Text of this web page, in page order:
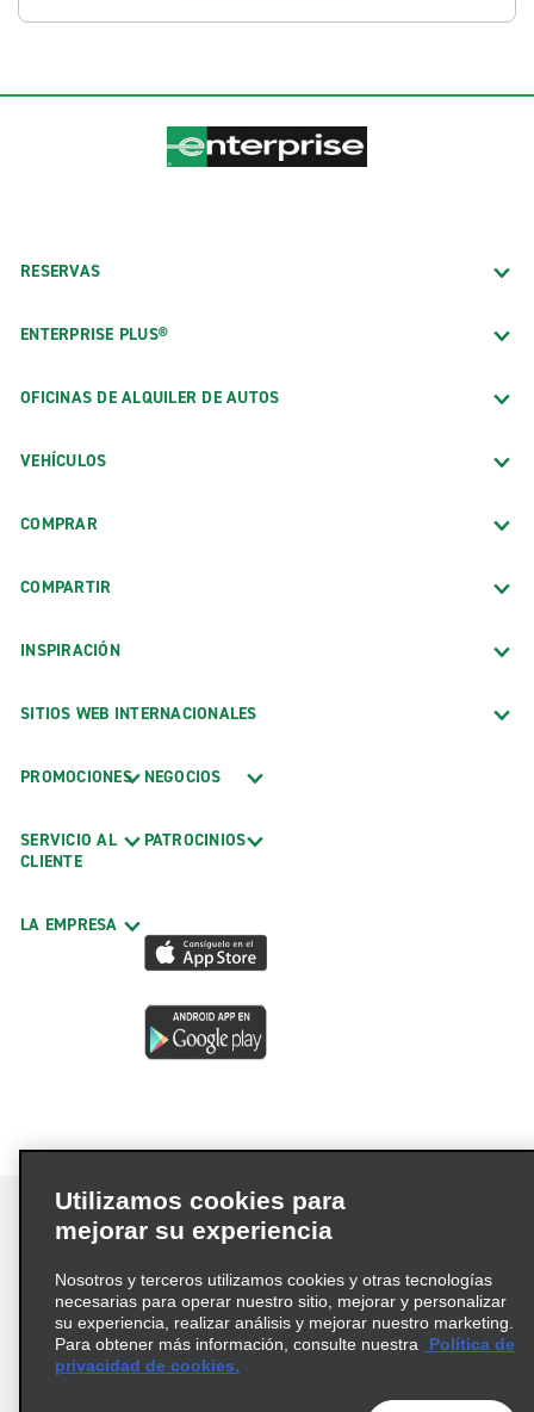
RESERVAS
ENTERPRISE PLUS®
OFICINAS DE ALQUILER DE AUTOS
VEHÍCULOS
COMPRAR
COMPARTIR
INSPIRACIÓN
SITIOS WEB INTERNACIONALES
PROMOCIONES
SERVICIO AL
CLIENTE
LA EMPRESA
NEGOCIOS
PATROCINIOS
Términos de uso
Política de privacidad
Política de cookies
Información de Salud del Consumidor
Utilizamos cookies para
mejorar su experiencia
Nosotros y terceros utilizamos cookies y otras tecnologías
necesarias para operar nuestro sitio, mejorar y personalizar
su experiencia, realizar análisis y mejorar nuestro marketing.
Para obtener más información, consulte nuestra
Política de
privacidad de cookies.